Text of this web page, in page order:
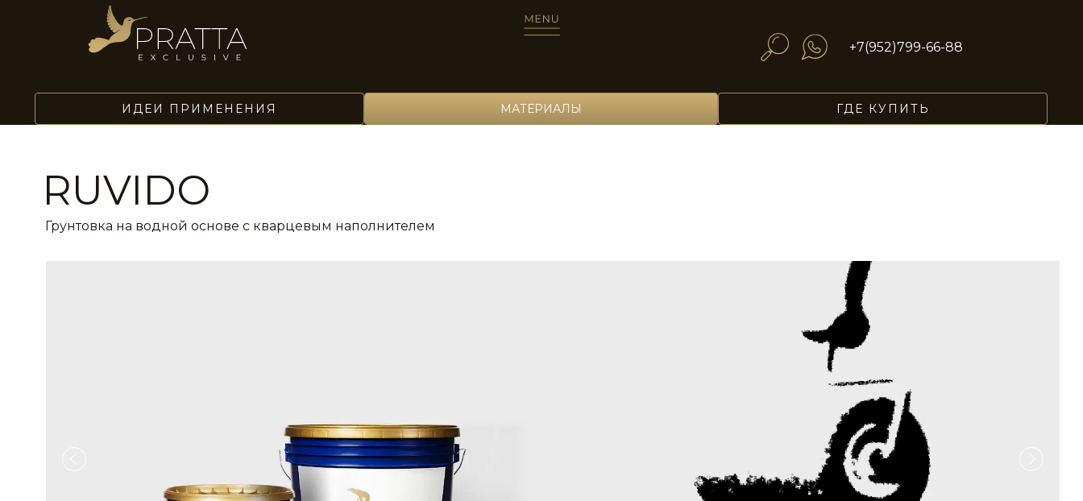
МАТЕРИАЛЫ
ИДЕИ ПРИМЕНЕНИЯ ГДЕ КУПИТЬ
+7(952)799-66-88
RUVIDO
Грунтовка на водной основе с кварцевым наполнителем